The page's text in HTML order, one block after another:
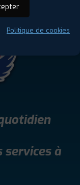
à
Politique de cookies